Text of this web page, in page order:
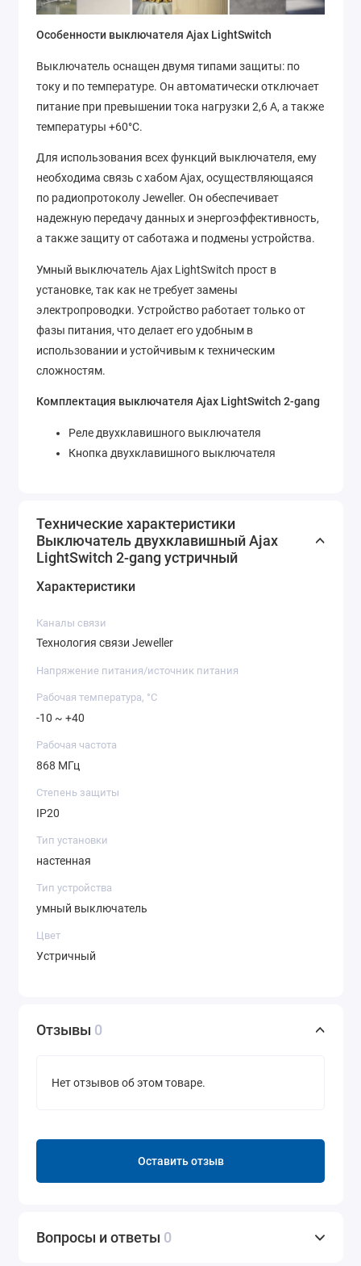
Особенности выключателя Ajax LightSwitch
Выключатель оснащен двумя типами защиты: по
току и по температуре. Он автоматически отключает
питание при превышении тока нагрузки 2,6 А, а также
температуры +60°C.
Для использования всех функций выключателя, ему
необходима связь с хабом Ajax, осуществляющаяся
по радиопротоколу Jeweller. Он обеспечивает
надежную передачу данных и энергоэффективность,
а также защиту от саботажа и подмены устройства.
Умный выключатель Ajax LightSwitch прост в
установке, так как не требует замены
электропроводки. Устройство работает только от
фазы питания, что делает его удобным в
использовании и устойчивым к техническим
сложностям.
Комплектация выключателя Ajax LightSwitch 2-gang
Реле двухклавишного выключателя
Кнопка двухклавишного выключателя
Технические характеристики
Выключатель двухклавишный Ajax
LightSwitch 2-gang устричный
Характеристики
Каналы связи
Технология связи Jeweller
Напряжение питания/источник питания
Рабочая температура, °C
-10 ~ +40
Рабочая частота
868 МГц
Степень защиты
IP20
Тип установки
настенная
Тип устройства
умный выключатель
Цвет
Устричный
Отзывы 0
Нет отзывов об этом товаре.
Оставить отзыв
Вопросы и ответы 0